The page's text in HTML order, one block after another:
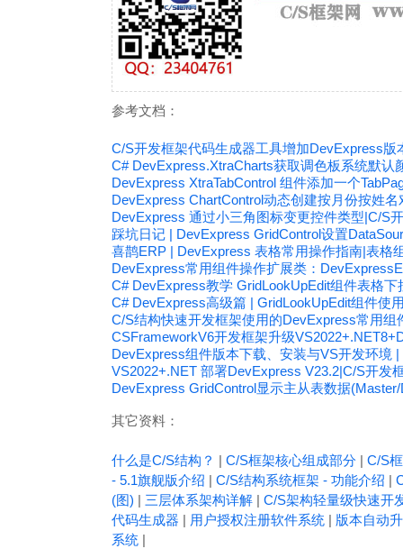
参考文档：
C/S开发框架代码生成器工具增加DevExpress版
C# DevExpress.XtraCharts获取调色板系统默认
DevExpress XtraTabControl 组件添加一个
DevExpress ChartControl动态创建按月份按姓
DevExpress 通过小三角图标变更控件类型|C/S
踩坑日记 | DevExpress GridControl设置
喜鹊ERP | DevExpress 表格常用操作指南|表格
DevExpress常用组件操作扩展类：
C# DevExpress教学 GridLookUpEdit组件表格
C# DevExpress高级篇 | GridLookUpEdit组件使
C/S结构快速开发框架使用的DevExpress常用组
CSFrameworkV6开发框架升级
DevExpress组件版本下载、安装与VS开发环境
VS2022+.NET 部署DevExpress V23.2|C/S开发
DevExpress GridControl显示主从表数据
其它资料：
什么是C/S结构？ | C/S框架核心组成部分 | C/S
- 5.1旗舰版介绍 | C/S结构系统框架 - 功能介绍 |
(图) | 三层体系架构详解 | C/S架构轻量级快速开
代码生成器 | 用户授权注册软件系统 | 版本自动
系统 |